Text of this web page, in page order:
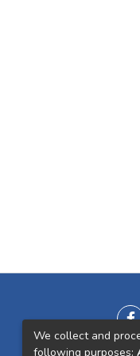
We collect and
following purposes: